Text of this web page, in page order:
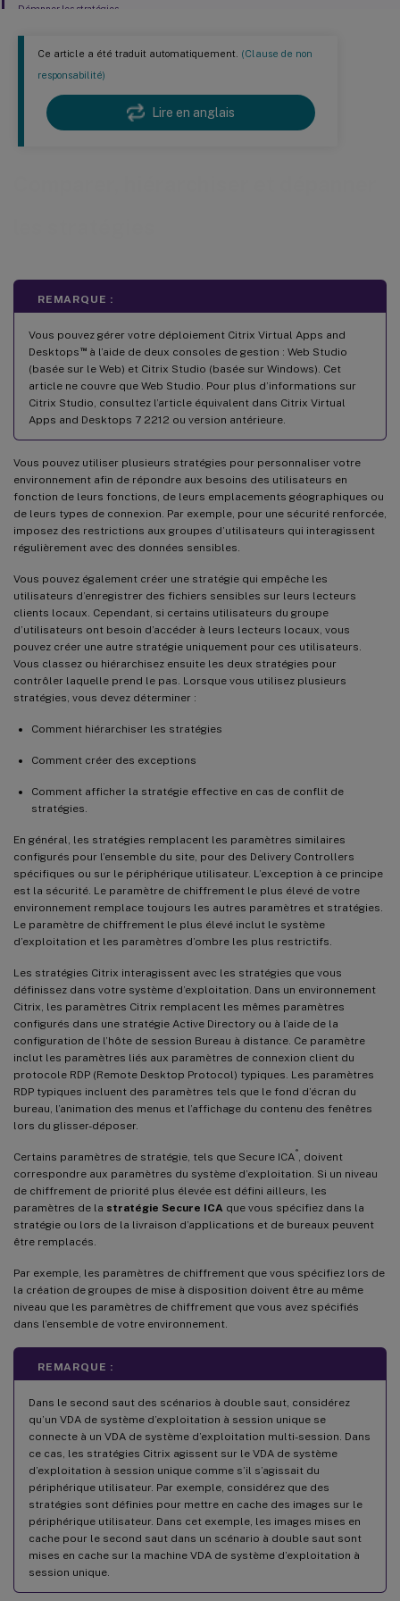
Ce article a été traduit automatiquement. (Clause de non
responsabilité)
Lire en anglais
REMARQUE :
Vous pouvez gérer votre déploiement Citrix Virtual Apps and
Desktops ™à l’aide de deux consoles de gestion : Web Studio
(basée sur le Web) et Citrix Studio (basée sur Windows). Cet
article ne couvre que Web Studio. Pour plus d’informations sur
Citrix Studio, consultez l’article équivalent dans Citrix Virtual
Apps and Desktops 7 2212 ou version antérieure.
Vous pouvez utiliser plusieurs stratégies pour personnaliser votre
environnement afin de répondre aux besoins des utilisateurs en
fonction de leurs fonctions, de leurs emplacements géographiques ou
de leurs types de connexion. Par exemple, pour une sécurité renforcée,
imposez des restrictions aux groupes d’utilisateurs qui interagissent
régulièrement avec des données sensibles.
Vous pouvez également créer une stratégie qui empêche les
utilisateurs d’enregistrer des fichiers sensibles sur leurs lecteurs
clients locaux. Cependant, si certains utilisateurs du groupe
d’utilisateurs ont besoin d’accéder à leurs lecteurs locaux, vous
pouvez créer une autre stratégie uniquement pour ces utilisateurs.
Vous classez ou hiérarchisez ensuite les deux stratégies pour
contrôler laquelle prend le pas. Lorsque vous utilisez plusieurs
stratégies, vous devez déterminer :
Comment hiérarchiser les stratégies
Comment créer des exceptions
Comment afficher la stratégie effective en cas de conflit de
stratégies.
En général, les stratégies remplacent les paramètres similaires
configurés pour l’ensemble du site, pour des Delivery Controllers
spécifiques ou sur le périphérique utilisateur. L’exception à ce principe
est la sécurité. Le paramètre de chiffrement le plus élevé de votre
environnement remplace toujours les autres paramètres et stratégies.
Le paramètre de chiffrement le plus élevé inclut le système
d’exploitation et les paramètres d’ombre les plus restrictifs.
Les stratégies Citrix interagissent avec les stratégies que vous
définissez dans votre système d’exploitation. Dans un environnement
Citrix, les paramètres Citrix remplacent les mêmes paramètres
configurés dans une stratégie Active Directory ou à l’aide de la
configuration de l’hôte de session Bureau à distance. Ce paramètre
inclut les paramètres liés aux paramètres de connexion client du
protocole RDP (Remote Desktop Protocol) typiques. Les paramètres
RDP typiques incluent des paramètres tels que le fond d’écran du
bureau, l’animation des menus et l’affichage du contenu des fenêtres
lors du glisser-déposer.
Certains paramètres de stratégie, tels que Secure ICA®
, doivent
correspondre aux paramètres du système d’exploitation. Si un niveau
de chiffrement de priorité plus élevée est défini ailleurs, les
paramètres de la stratégie Secure ICA que vous spécifiez dans la
stratégie ou lors de la livraison d’applications et de bureaux peuvent
être remplacés.
Par exemple, les paramètres de chiffrement que vous spécifiez lors de
la création de groupes de mise à disposition doivent être au même
niveau que les paramètres de chiffrement que vous avez spécifiés
dans l’ensemble de votre environnement.
REMARQUE :
Dans le second saut des scénarios à double saut, considérez
qu’un VDA de système d’exploitation à session unique se
connecte à un VDA de système d’exploitation multi-session. Dans
ce cas, les stratégies Citrix agissent sur le VDA de système
d’exploitation à session unique comme s’il s’agissait du
périphérique utilisateur. Par exemple, considérez que des
stratégies sont définies pour mettre en cache des images sur le
périphérique utilisateur. Dans cet exemple, les images mises en
cache pour le second saut dans un scénario à double saut sont
mises en cache sur la machine VDA de système d’exploitation à
session unique.
Dépanner les stratégies